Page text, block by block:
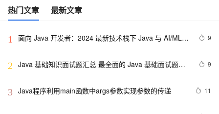
热门文章 最新文章
1
面向 Java 开发者：2024 最新技术栈下 Java 与 AI/ML
9
2 Java 基础知识面试题汇总 最全面的 Java 基础面试题整
9
3 Java程序利用main函数中args参数实现参数的传递 11